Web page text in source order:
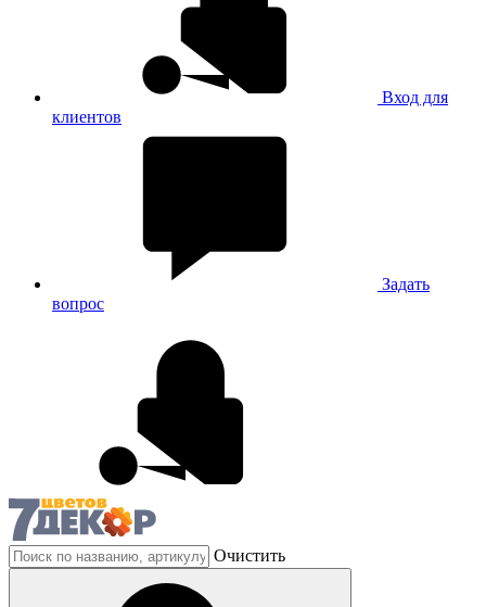
Вход для
клиентов
Задать
вопрос
Очистить